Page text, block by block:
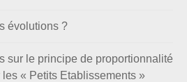
évolutions ?
sur le principe de proportionnalité
« Petits Etablissements »